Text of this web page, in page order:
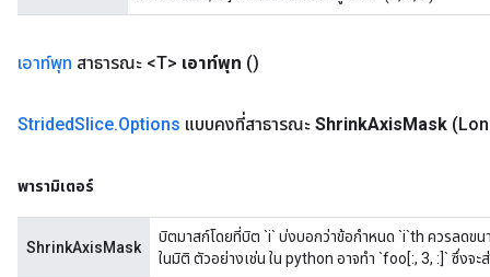
เอาท์พุท สาธารณะ <T> เอาท์พุท ()
StridedSlice.Options แบบคงที่สาธารณะ ShrinkAxisMask
พารามิเตอร์
ShrinkAxisMask
บิตมาสก์โดยที่บิต `i` บ่งบอกว่าข้อกำหนด `i`th ควรลดข
ในมิติ ตัวอย่างเช่น ใน python อาจทำ `foo[:, 3, :]` ซึ่งจ